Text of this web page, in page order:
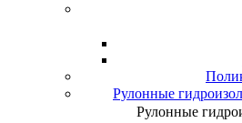
Рулонные
Рулонные